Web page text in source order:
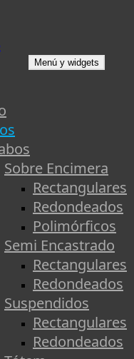
ofrece un sinnúmero de
y diseños a medida,
en piezas con estilo,
Menú y widgets
Sobre Encimera
Rectangulares
Redondeados
Polimórficos
Semi Encastrado
Rectangulares
Redondeados
Suspendidos
Rectangulares
Redondeados